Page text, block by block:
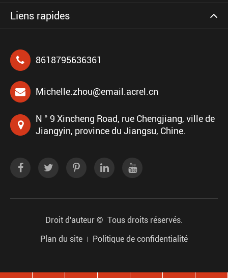
Liens rapides
8618795636361
Michelle.zhou@email.acrel.cn
N ° 9 Xincheng Road, rue Chengjiang, ville de
Jiangyin, province du Jiangsu, Chine.
Droit d'auteur © Tous droits réservés.
Plan du site
Politique de confidentialité